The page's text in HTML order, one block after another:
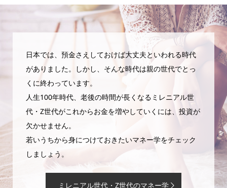
日本では、預金さえしておけば大丈夫といわれる時代
がありました。しかし、そんな時代は親の世代でとっ
くに終わっています。
人生100年時代、老後の時間が長くなるミレニアル世
代・Z世代がこれからお金を増やしていくには、投資が
欠かせません。
若いうちから身につけておきたいマネー学をチェック
しましょう。
ミレニアル世代・Z世代のマネー学